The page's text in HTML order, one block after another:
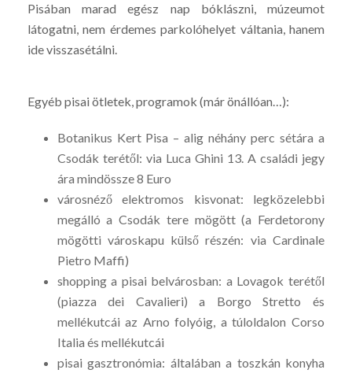
Pisában marad egész nap bóklászni, múzeumot
látogatni, nem érdemes parkolóhelyet váltania, hanem
ide visszasétálni.
Egyéb pisai ötletek, programok (már önállóan…):
Botanikus Kert Pisa – alig néhány perc sétára a
Csodák terétől: via Luca Ghini 13. A családi jegy
ára mindössze 8 Euro
városnéző elektromos kisvonat: legközelebbi
megálló a Csodák tere mögött (a Ferdetorony
mögötti városkapu külső részén: via Cardinale
Pietro Maffi)
shopping a pisai belvárosban: a Lovagok terétől
(piazza dei Cavalieri) a Borgo Stretto és
mellékutcái az Arno folyóig, a túloldalon Corso
Italia és mellékutcái
pisai gasztronómia: általában a toszkán konyha